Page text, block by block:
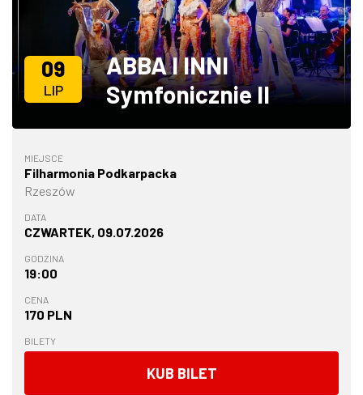
W RZESZOWIE
09
LIP
ABBA I INNI
Symfonicznie II
MIEJSCE
Filharmonia Podkarpacka
Rzeszów
DATA
CZWARTEK, 09.07.2026
GODZINA
19:00
CENA
170 PLN
BILETY
KUB BILET